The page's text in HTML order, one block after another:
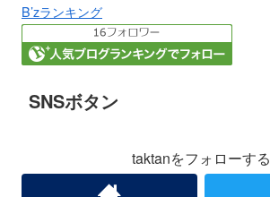
B’zランキング
SNSボタン
taktanをフォローする